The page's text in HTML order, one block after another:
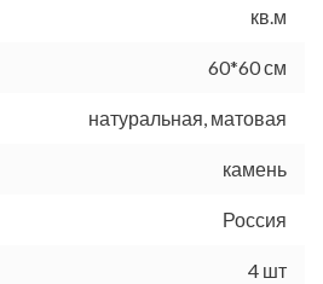
кв.м
60*60 см
натуральная, матовая
камень
Россия
4 шт